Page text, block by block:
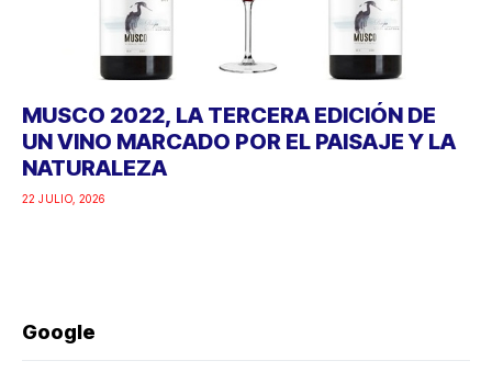
MUSCO 2022, LA TERCERA EDICIÓN DE
UN VINO MARCADO POR EL PAISAJE Y LA
NATURALEZA
22 JULIO, 2026
Google